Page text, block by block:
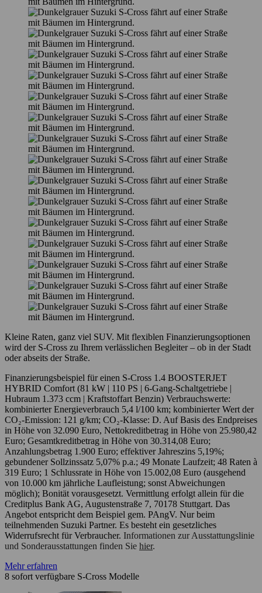
Kleine Raten, ganz viel SUV. Mit flexiblen Finanzierungsoptionen
wird der S-Cross zu Ihrem verlässlichen Begleiter – ob in der Stadt
oder abseits der Straße.
Finanzierungsbeispiel für einen S-Cross 1.4 BOOSTERJET
HYBRID Comfort (81 kW | 110 PS | 6-Gang-Schaltgetriebe |
Hubraum 1.373 ccm | Kraftstoffart Benzin) Verbrauchswerte:
kombinierter Energieverbrauch 5,4 l/100 km; kombinierter Wert der
CO₂-Emission: 121 g/km; CO₂-Klasse: D. Auf Basis des Endpreises
in Höhe von 32.090 Euro, Nettokreditbetrag in Höhe von 25.980,42
Euro; Gesamtkreditbetrag in Höhe von 30.314,08 Euro;
Anzahlungsbetrag 1.900 Euro; effektiver Jahreszins 5,19%;
gebundener Sollzinssatz 5,07% p.a.; 49 Monate Laufzeit; 48 Raten à
319 Euro; 1 Schlussrate in Höhe von 15.002,08 Euro (ausgehend
von 10.000 km jährliche Laufleistung; sonst Abweichungen
möglich); Bonität vorausgesetzt. Vermittlung erfolgt allein für die
Creditplus Bank AG, Augustenstraße 7, 70178 Stuttgart. Das
Angebot entspricht dem Beispiel gem. PAngV. Nur beim
teilnehmenden Suzuki Partner. Es besteht ein gesetzliches
Widerrufsrecht für Verbraucher. Informationen zur Ausstattungslinie
und Sonderausstattungen finden Sie hier.
Mehr erfahren
8 sofort verfügbare S-Cross Modelle